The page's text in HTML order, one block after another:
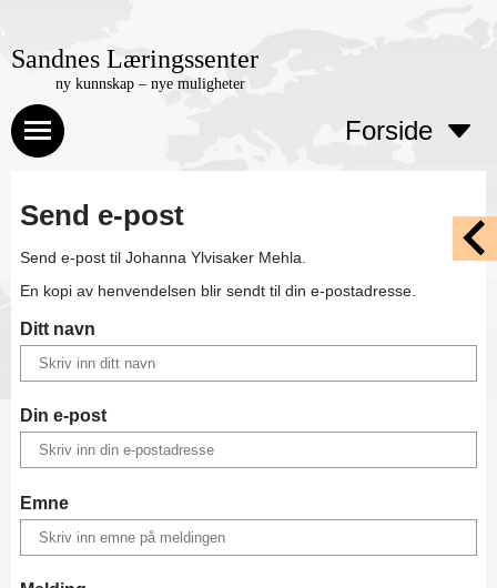
Sandnes Læringssenter
ny kunnskap – nye muligheter
Forside
Send e-post
Send e-post til Johanna Ylvisaker Mehla.
En kopi av henvendelsen blir sendt til din e-postadresse.
Ditt navn
Din e-post
Emne